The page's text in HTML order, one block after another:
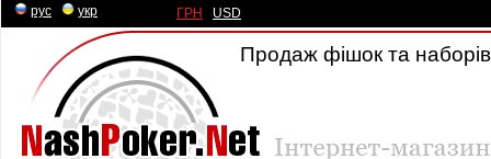
рус укр ГРН USD
Продаж фішок та